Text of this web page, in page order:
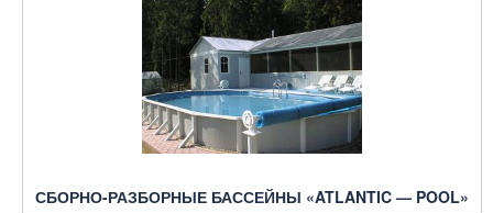
СБОРНО-РАЗБОРНЫЕ БАССЕЙНЫ «ATLANTIC — POOL»